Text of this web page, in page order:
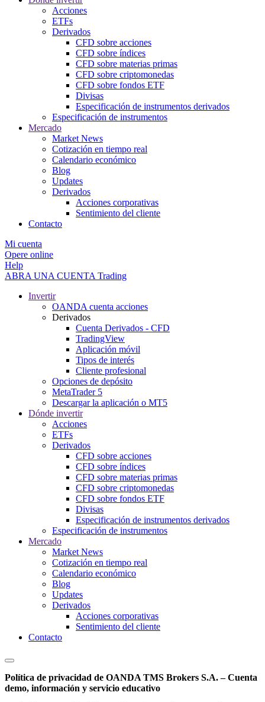
Acciones
ETFs
Derivados
CFD sobre acciones
CFD sobre índices
CFD sobre materias primas
CFD sobre criptomonedas
CFD sobre fondos ETF
Divisas
Especificación de instrumentos derivados
Especificación de instrumentos
Mercado
Market News
Cotización en tiempo real
Calendario económico
Blog
Updates
Derivados
Acciones corporativas
Sentimiento del cliente
Contacto
Mi cuenta
Opere online
Help
ABRA UNA CUENTA Trading
Invertir
OANDA cuenta acciones
Derivados
Cuenta Derivados - CFD
TradingView
Aplicación móvil
Tipos de interés
Cliente profesional
Opciones de depósito
MetaTrader 5
Descargar la aplicación o MT5
Dónde invertir
Acciones
ETFs
Derivados
CFD sobre acciones
CFD sobre índices
CFD sobre materias primas
CFD sobre criptomonedas
CFD sobre fondos ETF
Divisas
Especificación de instrumentos derivados
Especificación de instrumentos
Mercado
Market News
Cotización en tiempo real
Calendario económico
Blog
Updates
Derivados
Acciones corporativas
Sentimiento del cliente
Contacto
Política de privacidad de OANDA TMS Brokers S.A. – Cuenta
demo, información y servicio educativo